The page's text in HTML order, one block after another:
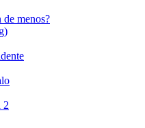
de menos?
2